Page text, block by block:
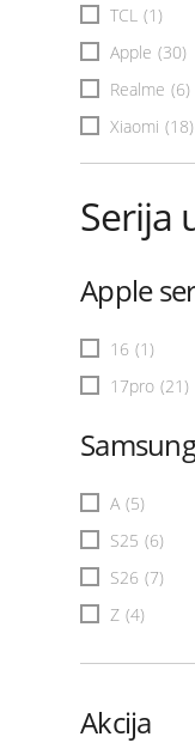
TCL (1)
Apple (30)
Realme (6)
Xiaomi (18)
Serija
Apple
16 (1)
17pro (21)
A (5)
S25 (6)
S26 (7)
Z (4)
Akcija